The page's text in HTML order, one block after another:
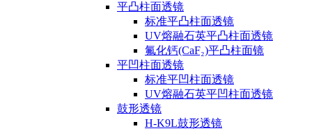
平凸柱面透镜
标准平凸柱面透镜
UV熔融石英平凸柱面透镜
氟化钙(CaF₂)平凸柱面镜
平凹柱面透镜
标准平凹柱面透镜
UV熔融石英平凹柱面透镜
鼓形透镜
H-K9L鼓形透镜